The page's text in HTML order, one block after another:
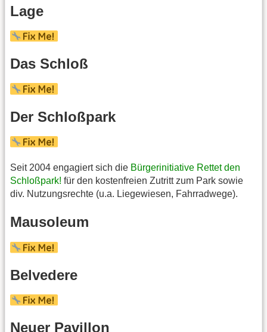
Lage
Das Schloß
Der Schloßpark
Seit 2004 engagiert sich die Bürgerinitiative Rettet den
Schloßpark! für den kostenfreien Zutritt zum Park sowie
div. Nutzungsrechte (u.a. Liegewiesen, Fahrradwege).
Mausoleum
Belvedere
Neuer Pavillon